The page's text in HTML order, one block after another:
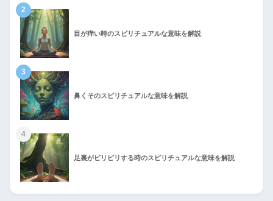
2
目が痒い時のスピリチュアルな意味を解説
3
鼻くそのスピリチュアルな意味を解説
4
足裏がピリピリする時のスピリチュアルな意味を解説